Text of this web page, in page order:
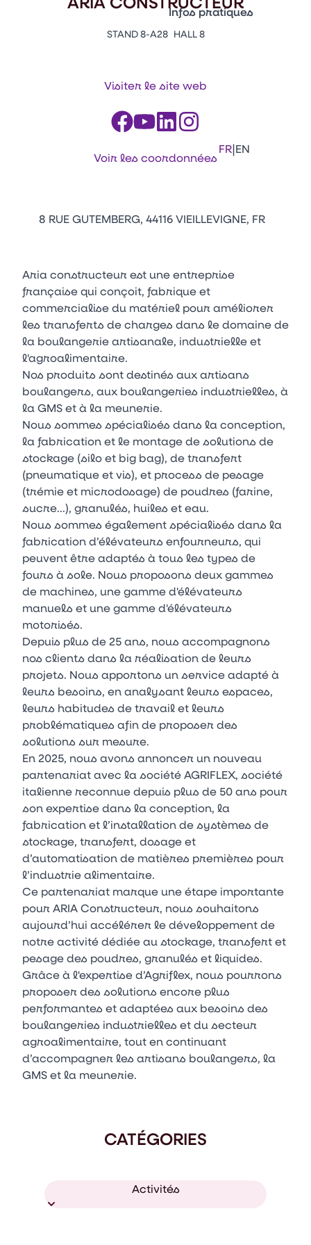
Vitrine Innovations
Emballages
Infos pratiques
Contacts
Appuyez sur Entrée pour
FR|EN
STAND 8-A28 HALL 8
Visiter le site web
Voir les coordonnées
8 RUE GUTEMBERG, 44116 VIEILLEVIGNE, FR
Aria constructeur est une entreprise
française qui conçoit, fabrique et
commercialise du matériel pour améliorer
les transferts de charges dans le domaine de
la boulangerie artisanale, industrielle et
l'agroalimentaire.
Nos produits sont destinés aux artisans
boulangers, aux boulangeries industrielles, à
la GMS et à la meunerie.
Nous sommes spécialisés dans la conception,
la fabrication et le montage de solutions de
stockage (silo et big bag), de transfert
(pneumatique et vis), et process de pesage
(trémie et microdosage) de poudres (farine,
sucre...), granulés, huiles et eau.
Nous sommes également spécialisés dans la
fabrication d’élévateurs enfourneurs, qui
peuvent être adaptés à tous les types de
fours à sole. Nous proposons deux gammes
de machines, une gamme d'élévateurs
manuels et une gamme d'élévateurs
motorisés.
Depuis plus de 25 ans, nous accompagnons
nos clients dans la réalisation de leurs
projets. Nous apportons un service adapté à
leurs besoins, en analysant leurs espaces,
leurs habitudes de travail et leurs
problématiques afin de proposer des
solutions sur mesure.
En 2025, nous avons annoncer un nouveau
partenariat avec la société AGRIFLEX, société
italienne reconnue depuis plus de 50 ans pour
son expertise dans la conception, la
fabrication et l’installation de systèmes de
stockage, transfert, dosage et
d’automatisation de matières premières pour
l’industrie alimentaire.
Ce partenariat marque une étape importante
pour ARIA Constructeur, nous souhaitons
aujourd’hui accélérer le développement de
notre activité dédiée au stockage, transfert et
pesage des poudres, granulés et liquides.
Grâce à l'expertise d’Agriflex, nous pourrons
proposer des solutions encore plus
performantes et adaptées aux besoins des
boulangeries industrielles et du secteur
agroalimentaire, tout en continuant
d’accompagner les artisans boulangers, la
GMS et la meunerie.
CATÉGORIES
Activités